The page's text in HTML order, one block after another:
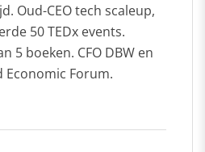
Oud-CEO tech scaleup,
50 TEDx events.
5 boeken. CFO DBW en
Economic Forum.